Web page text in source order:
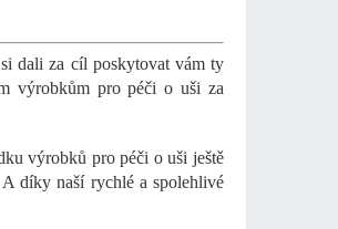
dali za cíl poskytovat vám ty
výrobkům pro péči o uši za
výrobků pro péči o uši ještě
A díky naší rychlé a spolehlivé